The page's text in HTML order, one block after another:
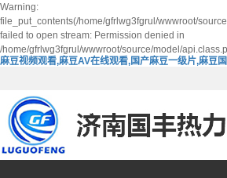
Warning:
file_put_contents(/home/gfrlwg3fgrul/wwwroot/
failed to open stream: Permission denied in
/home/gfrlwg3fgrul/wwwroot/source/model/
麻豆视频观看,麻豆AV在线观看,国产麻豆一级片,麻豆